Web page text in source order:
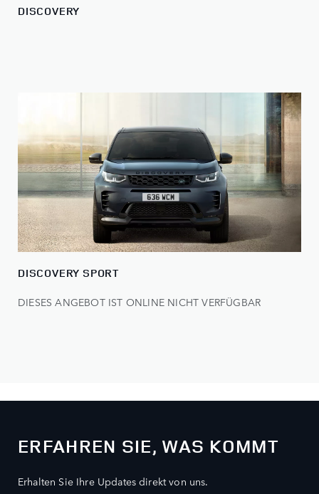
DISCOVERY
DISCOVERY SPORT
DIESES ANGEBOT IST ONLINE NICHT VERFÜGBAR
ERFAHREN SIE, WAS KOMMT
Erhalten Sie Ihre Updates direkt von uns.